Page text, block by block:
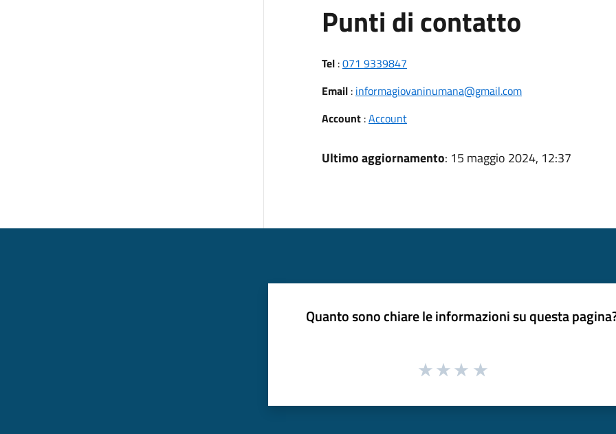
Punti di contatto
Tel:071 9339847
Email: informagiovaninumana@gmail.com
Account:Account
Ultimo aggiornamento: 15 maggio 2024, 12:37
Quanto sono chiare le informazioni su questa